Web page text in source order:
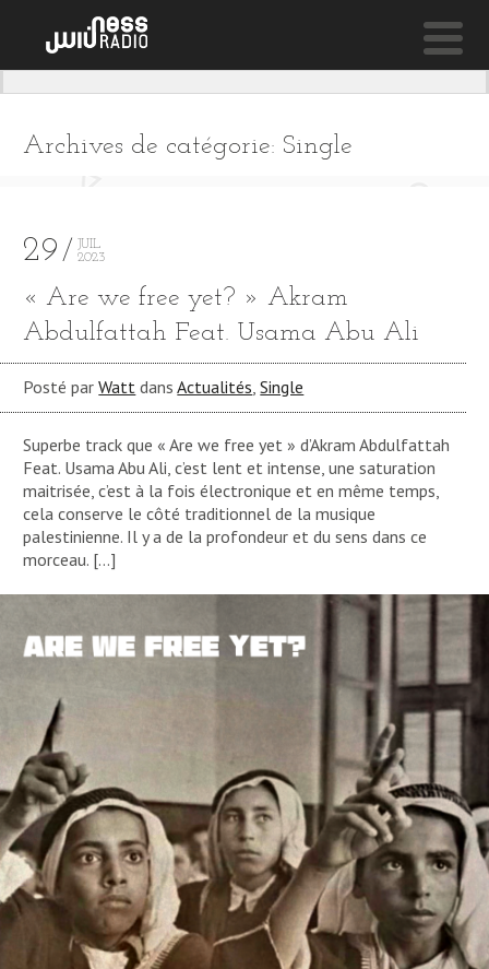
DREAM KEEPER (FEAT. CHERISE ADAMS
Archives de catégorie: Single
29
JUIL
2023
« Are we free yet? » Akram
Abdulfattah Feat. Usama Abu Ali
Posté parWatt dansActualités ,Single
Superbe track que « Are we free yet » d’Akram Abdulfattah
Feat. Usama Abu Ali, c’est lent et intense, une saturation
maitrisée, c’est à la fois électronique et en même temps,
cela conserve le côté traditionnel de la musique
palestinienne. Il y a de la profondeur et du sens dans ce
morceau. […]